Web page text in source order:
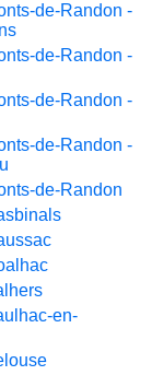
de-Randon -
de-Randon -
de-Randon -
de-Randon -
de-Randon
en-